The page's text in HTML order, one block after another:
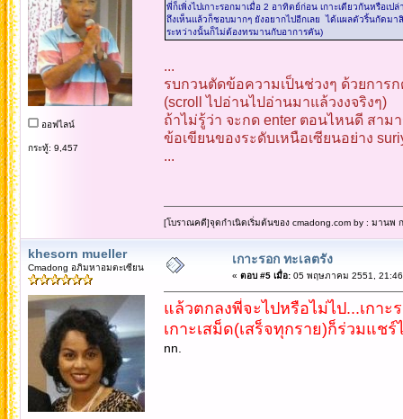
ออฟไลน์
กระทู้: 9,457
พี่ก็เพิ่งไปเกาะรอกมาเมื่อ 2 อาทิตย์ก่อน เกาะเดียวกันหรือเ
ถึงเห็นแล้วก็ชอบมากๆ ยังอยากไปอีกเลย ได้แผลตัวริ้นกัดม
ระหว่างนั้นก็ไม่ต้องทรมานกับอาการคัน)
...
รบกวนตัดข้อความเป็นช่วงๆ ด้วยการก
(scroll ไปอ่านไปอ่านมาแล้วงงจริงๆ)
ถ้าไม่รู้ว่า จะกด enter ตอนไหนดี สาม
ข้อเขียนของระดับเหนือเซียนอย่าง
...
[โบราณคดี]จุดกำเนิดเริ่มต้นของ cmadong.com by : มานพ
khesorn mueller
Cmadong อภิมหาอมตะเซียน
เกาะรอก ทะเลตรัง
« ตอบ #5 เมื่อ:05 พฤษภาคม 2551,
แล้วตกลงพี่จะไปหรือไม่ไป...เกาะ
เกาะเสม็ด(เสร็จทุกราย)ก็ร่วมแช
nn.